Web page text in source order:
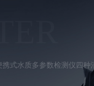
携式水质多参数检测仪四种